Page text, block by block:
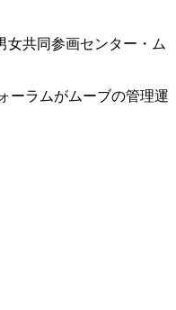
女共同参画センター・ム
ーラムがムーブの管理運